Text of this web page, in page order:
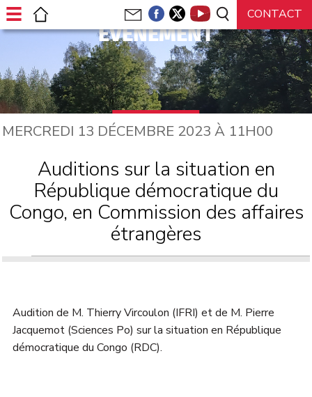
ÉVÉNEMENT
MERCREDI 13 DÉCEMBRE 2023 À 11H00
Auditions sur la situation en
République démocratique du
Congo, en Commission des affaires
étrangères
Audition de M. Thierry Vircoulon (IFRI) et de M. Pierre
Jacquemot (Sciences Po) sur la situation en République
démocratique du Congo (RDC).